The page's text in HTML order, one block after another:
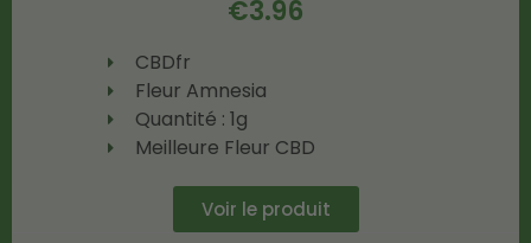
€3.96
CBDfr
Fleur Amnesia
Quantité : 1g
Meilleure Fleur CBD
Voir le produit